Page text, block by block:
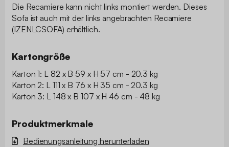
Die Recamiere kann nicht links montiert werden. Dieses
Sofa ist auch mit der links angebrachten Recamiere
(IZENLCSOFA) erhältlich.
Kartongröße
Karton 1: L 82 x B 59 x H 57 cm - 20.3 kg
Karton 2: L 111 x B 76 x H 35 cm - 20.3 kg
Karton 3: L 148 x B 107 x H 46 cm - 48 kg
Produktmerkmale
Bedienungsanleitung herunterladen